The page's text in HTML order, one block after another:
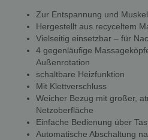
Zur Entspannung und
Hergestellt aus recyceltem
Vielseitig einsetzbar – für
4 gegenläufige
Außenrotation
schaltbare Heizfunktion
Mit Klettverschluss
Weicher Bezug mit großer,
Netzoberfläche
Einfache Bedienung über
Automatische Abschaltung